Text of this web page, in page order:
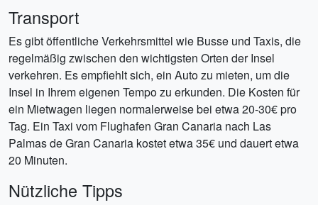
Transport
Es gibt öffentliche Verkehrsmittel wie Busse und Taxis, die
regelmäßig zwischen den wichtigsten Orten der Insel
verkehren. Es empfiehlt sich, ein Auto zu mieten, um die
Insel in Ihrem eigenen Tempo zu erkunden. Die Kosten für
ein Mietwagen liegen normalerweise bei etwa 20-30€ pro
Tag. Ein Taxi vom Flughafen Gran Canaria nach Las
Palmas de Gran Canaria kostet etwa 35€ und dauert etwa
20 Minuten.
Nützliche Tipps